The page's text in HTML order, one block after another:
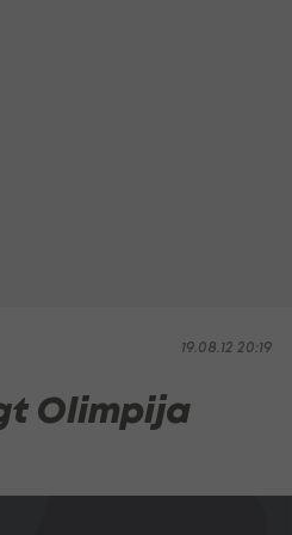
19.08.12 20:19
Olimpija